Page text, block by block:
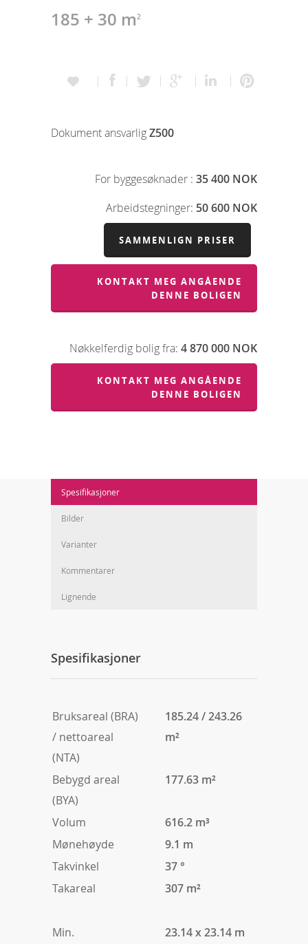
185 + 30 m2
Dokument ansvarligZ500
For byggesøknader : 35 400 NOK
Arbeidstegninger: 50 600 NOK
SAMMENLIGN PRISER
KONTAKT MEG ANGÅENDE
DENNE BOLIGEN
Nøkkelferdig bolig fra: 4 870 000 NOK
KONTAKT MEG ANGÅENDE
DENNE BOLIGEN
Spesifikasjoner
Bilder
Varianter
Kommentarer
Lignende
Spesifikasjoner
Bruksareal (BRA)
/ nettoareal
(NTA)
185.24 / 243.26
m²
Bebygd areal
(BYA)
177.63 m²
Volum
616.2 m³
Mønehøyde
9.1 m
Takvinkel
37 °
Takareal
307 m²
Min.
23.14 x 23.14 m